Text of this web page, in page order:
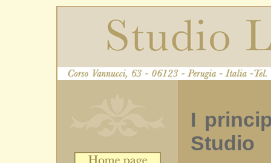
I
Studio